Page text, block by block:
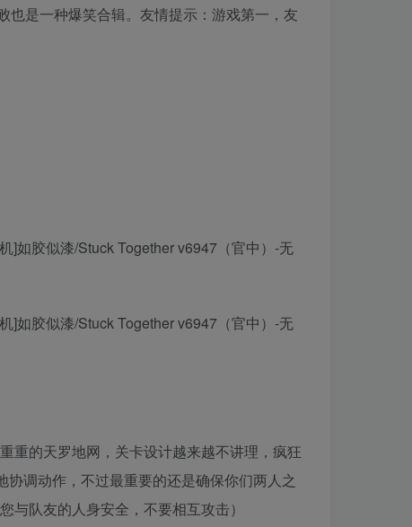
也是一种爆笑合辑。友情提示：游戏第一，友
重的天罗地网，关卡设计越来越不讲理，疯狂
调动作，不过最重要的还是确保你们两人之
与队友的人身安全，不要相互攻击）